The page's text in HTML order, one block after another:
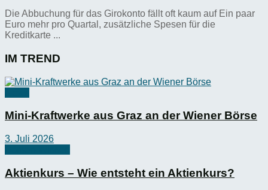
Die Abbuchung für das Girokonto fällt oft kaum auf Ein paar
Euro mehr pro Quartal, zusätzliche Spesen für die
Kreditkarte ...
IM TREND
Mini-Kraftwerke aus Graz an der Wiener Börse
3. Juli 2026
Aktienkurs – Wie entsteht ein Aktienkurs?